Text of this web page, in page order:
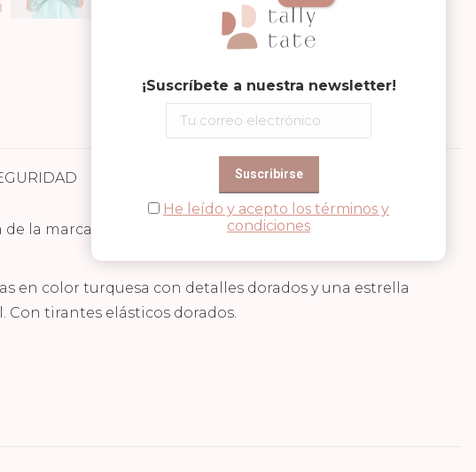
Compartir en
Share
on
Facebook
Share
on
WhatsApp
Share
on
Pinterest
la marca Den Goda Fen, ideales para poder combinarlas
en color turquesa con detalles dorados y una estrella
tirantes elásticos dorados.
¡Suscríbete a nuestra newsletter!
He leído y acepto los términos y
condiciones